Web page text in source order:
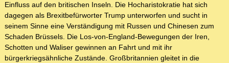
Einfluss auf den britischen Inseln. Die Hocharistokratie hat sich
dagegen als Brexitbefürworter Trump unterworfen und sucht in
seinem Sinne eine Verständigung mit Russen und Chinesen zum
Schaden Brüssels. Die Los-von-England-Bewegungen der Iren,
Schotten und Waliser gewinnen an Fahrt und mit ihr
bürgerkriegsähnliche Zustände. Großbritannien gleitet in die